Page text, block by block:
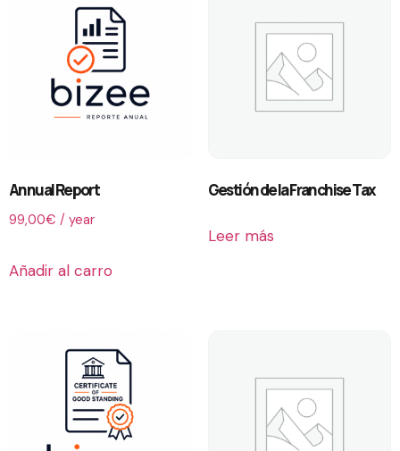
Annual Report
99,00€ / year
Añadir al carro
Gestión de la Franchise Tax
Leer más